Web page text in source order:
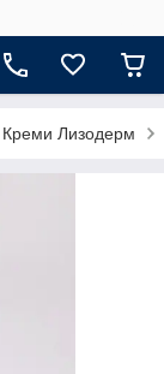
Креми Лизодерм